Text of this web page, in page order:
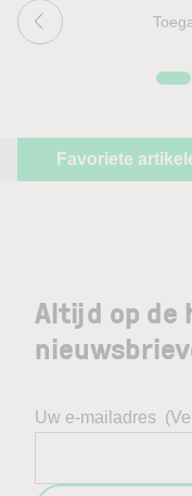
Favoriete
Altijd op de
Uw e-mailadres